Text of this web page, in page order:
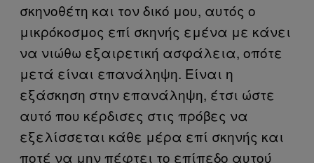
σκηνοθέτη και τον δικό μου, αυτός ο
μικρόκοσμος επί σκηνής εμένα με κάνει
να νιώθω εξαιρετική ασφάλεια, οπότε
μετά είναι επανάληψη. Είναι η
εξάσκηση στην επανάληψη, έτσι ώστε
αυτό που κέρδισες στις πρόβες να
εξελίσσεται κάθε μέρα επί σκηνής και
ποτέ να μην πέφτει το επίπεδο αυτού